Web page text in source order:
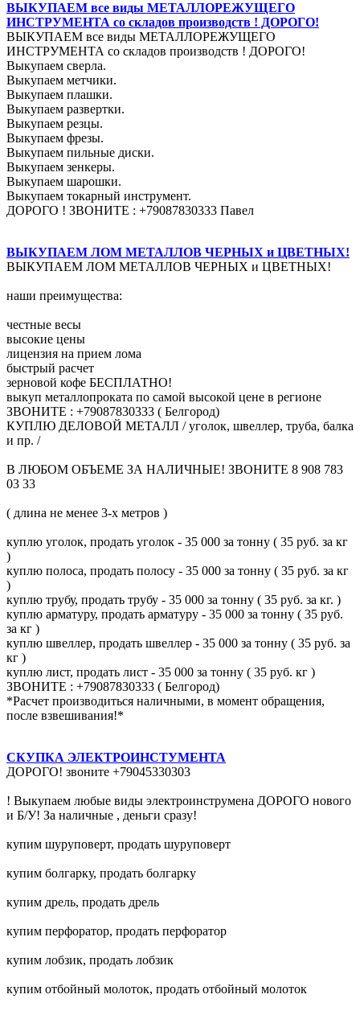
ВЫКУПАЕМ все виды МЕТАЛЛОРЕЖУЩЕГО
ИНСТРУМЕНТА со складов производств ! ДОРОГО!
ВЫКУПАЕМ все виды МЕТАЛЛОРЕЖУЩЕГО
ИНСТРУМЕНТА со складов производств ! ДОРОГО!
Выкупаем сверла.
Выкупаем метчики.
Выкупаем плашки.
Выкупаем развертки.
Выкупаем резцы.
Выкупаем фрезы.
Выкупаем пильные диски.
Выкупаем зенкеры.
Выкупаем шарошки.
Выкупаем токарный инструмент.
ДОРОГО ! ЗВОНИТЕ : +79087830333 Павел
ВЫКУПАЕМ ЛОМ МЕТАЛЛОВ ЧЕРНЫХ и ЦВЕТНЫХ!
ВЫКУПАЕМ ЛОМ МЕТАЛЛОВ ЧЕРНЫХ и ЦВЕТНЫХ!
наши преимущества:
честные весы
высокие цены
лицензия на прием лома
быстрый расчет
зерновой кофе БЕСПЛАТНО!
выкуп металлопроката по самой высокой цене в регионе
ЗВОНИТЕ : +79087830333 ( Белгород)
КУПЛЮ ДЕЛОВОЙ МЕТАЛЛ / уголок, швеллер, труба, балка
и пр. /
В ЛЮБОМ ОБЪЕМЕ ЗА НАЛИЧНЫЕ! ЗВОНИТЕ 8 908 783
03 33
( длина не менее 3-х метров )
куплю уголок, продать уголок - 35 000 за тонну ( 35 руб. за кг
)
куплю полоса, продать полосу - 35 000 за тонну ( 35 руб. за кг
)
куплю трубу, продать трубу - 35 000 за тонну ( 35 руб. за кг. )
куплю арматуру, продать арматуру - 35 000 за тонну ( 35 руб.
за кг )
куплю швеллер, продать швеллер - 35 000 за тонну ( 35 руб. за
кг )
куплю лист, продать лист - 35 000 за тонну ( 35 руб. кг )
ЗВОНИТЕ : +79087830333 ( Белгород)
*Расчет производиться наличными, в момент обращения,
после взвешивания!*
СКУПКА ЭЛЕКТРОИНСТУМЕНТА
ДОРОГО! звоните +79045330303
! Выкупаем любые виды электроинструмена ДОРОГО нового
и Б/У! За наличные , деньги сразу!
купим шуруповерт, продать шуруповерт
купим болгарку, продать болгарку
купим дрель, продать дрель
купим перфоратор, продать перфоратор
купим лобзик, продать лобзик
купим отбойный молоток, продать отбойный молоток